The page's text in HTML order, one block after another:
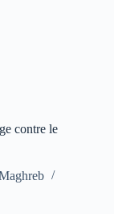
contre le